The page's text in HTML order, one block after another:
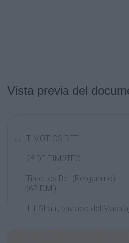
Vista previa del
TIMOTIOS BET
2ª DE TIMOTEO
Timotios Bet (Pergamino)
(67 D.M.)
1:1 Shaul, enviado del